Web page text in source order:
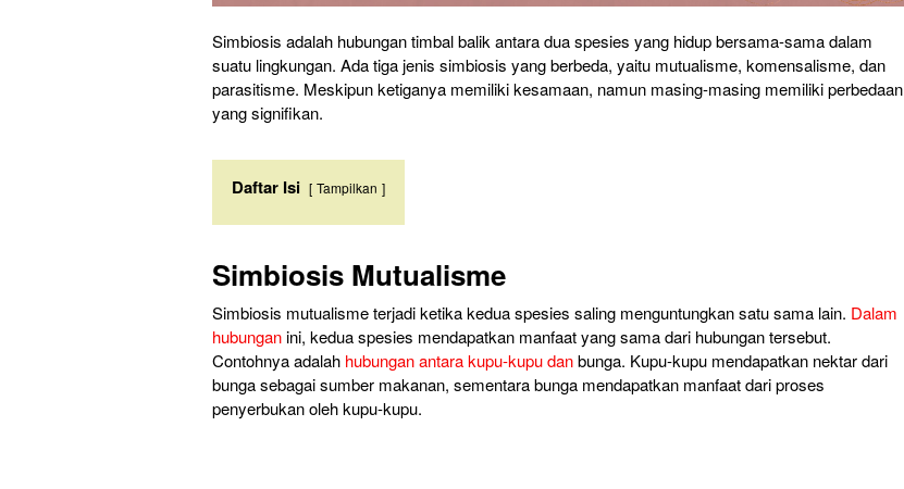
Simbiosis adalah hubungan timbal balik antara dua spesies yang hidup bersama-sama dalam
suatu lingkungan. Ada tiga jenis simbiosis yang berbeda, yaitu mutualisme, komensalisme, dan
parasitisme. Meskipun ketiganya memiliki kesamaan, namun masing-masing memiliki perbedaan
yang signifikan.
Daftar Isi Tampilkan
Simbiosis Mutualisme
Simbiosis mutualisme terjadi ketika kedua spesies saling menguntungkan satu sama lain. Dalam
hubunganini, kedua spesies mendapatkan manfaat yang sama dari hubungan tersebut.
Contohnya adalah hubungan antara kupu-kupu danbunga. Kupu-kupu mendapatkan nektar dari
bunga sebagai sumber makanan, sementara bunga mendapatkan manfaat dari proses
penyerbukan oleh kupu-kupu.